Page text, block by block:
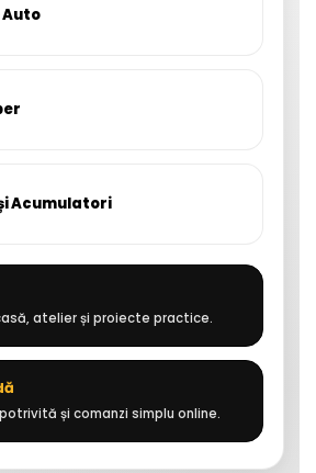
Auto
Acumulatori
atelier și proiecte practice.
și comanzi simplu online.